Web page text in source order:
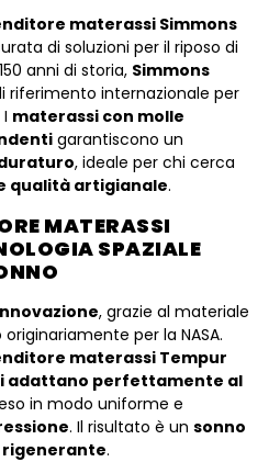
materassi Simmons
di soluzioni per il riposo di
anni di storia, Simmons
riferimento internazionale per
materassi con molle
garantiscono un
, ideale per chi cerca
qualità artigianale.
MATERASSI
SPAZIALE
, grazie al materiale
per la NASA.
materassi Tempur
adattano perfettamente al
in modo uniforme e
. Il risultato è un sonno
.